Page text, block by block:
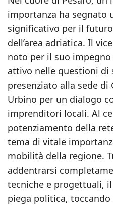
importanza ha segnato
significativo per il
dell’area adriatica. Il
noto per il suo
attivo nelle questioni di
presenziato alla sede di
Urbino per un dialogo
imprenditori locali. Al
potenziamento della
tema di vitale
mobilità della regione.
addentrarsi
tecniche e progettuali,
piega politica,